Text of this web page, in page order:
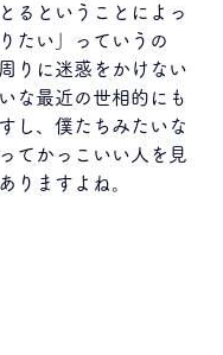
るということによっ
たい」っていうの
りに迷惑をかけない
な最近の世相的にも
し、僕たちみたいな
てかっこいい人を見
りますよね。